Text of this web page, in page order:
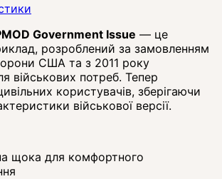
Government Issue — це
розроблений за замовленням
США та з 2011 року
військових потреб. Тепер
користувачів, зберігаючи
військової версії.
щока для комфортного